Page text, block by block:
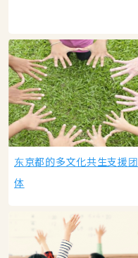
东京都的多文化共生支援团
体